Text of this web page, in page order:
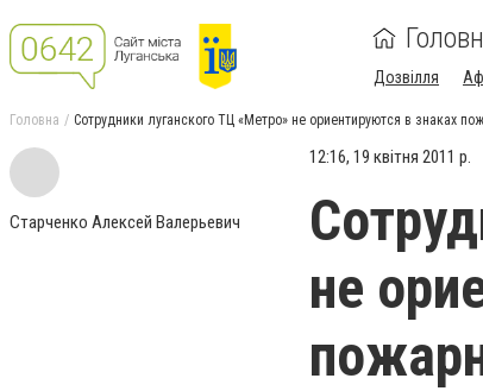
Дозвілля
Головна Сотрудники луганского ТЦ «Метро» не ориентируются в знаках
Старченко Алексей Валерьевич
12:16, 19 квітня 2011 р.
не